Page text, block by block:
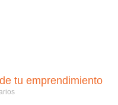
tu emprendimiento